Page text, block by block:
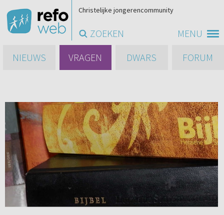
MENU
Christelijke jongerencommunity
ZOEKEN
NIEUWS
VRAGEN DWARS FORUM